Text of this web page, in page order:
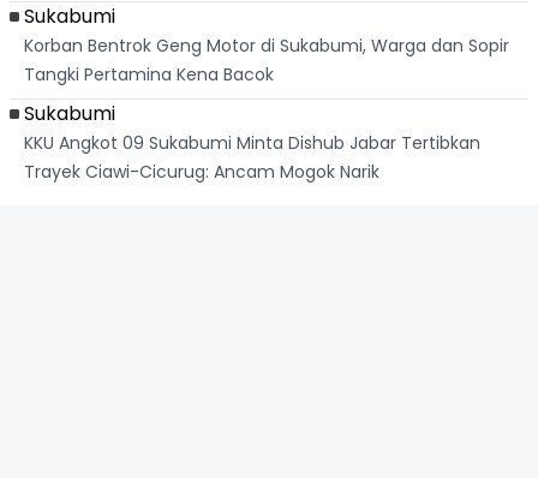
Sukabumi
Korban Bentrok Geng Motor di Sukabumi, Warga dan Sopir
Tangki Pertamina Kena Bacok
Sukabumi
KKU Angkot 09 Sukabumi Minta Dishub Jabar Tertibkan
Trayek Ciawi-Cicurug: Ancam Mogok Narik